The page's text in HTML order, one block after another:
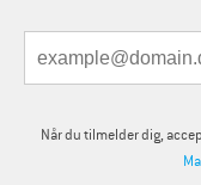
Når du tilmelder dig,